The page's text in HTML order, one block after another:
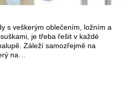
s veškerým oblečením, ložním a
je třeba řešit v každé
Záleží samozřejmě na
na…